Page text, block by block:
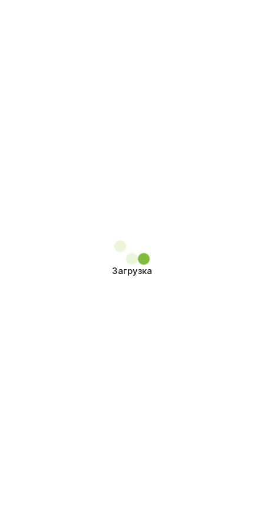
Загрузка